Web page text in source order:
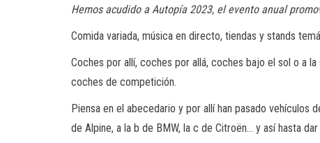
Hemos acudido a Autopía 2023, el evento anual
Comida variada, música en directo, tiendas y stands
Coches por allí, coches por allá, coches bajo el sol o a la
coches de competición.
Piensa en el abecedario y por allí han pasado
de Alpine, a la b de BMW, la c de Citroën… y así hasta